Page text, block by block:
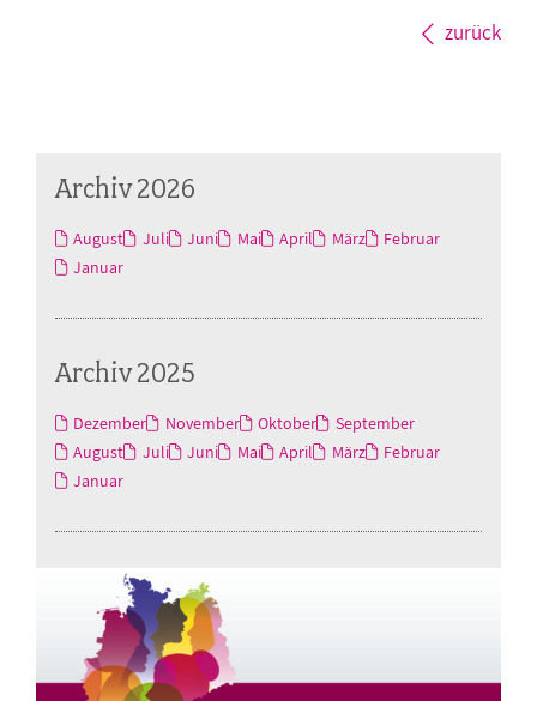
zurück
Archiv 2026
August Juli Juni Mai April März
Februar
Januar
Archiv 2025
Dezember November Oktober
September
August
Juli Juni Mai April März
Februar
Januar